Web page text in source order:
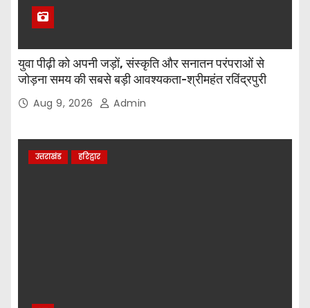
युवा पीढ़ी को अपनी जड़ों, संस्कृति और सनातन परंपराओं से
जोड़ना समय की सबसे बड़ी आवश्यकता-श्रीमहंत रविंद्रपुरी
Aug 9, 2026 Admin
उत्तराखंड हरिद्वार